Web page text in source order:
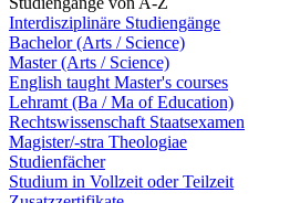
Interdisziplinäre Studiengänge
Bachelor (Arts / Science)
Master (Arts / Science)
English taught Master's courses
Lehramt (Ba / Ma of Education)
Rechtswissenschaft Staatsexamen
Magister/-stra Theologiae
Studienfächer
Studium in Vollzeit oder Teilzeit